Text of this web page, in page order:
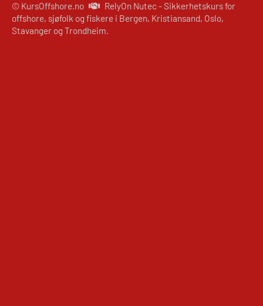
© KursOffshore.no
RelyOn Nutec - Sikkerhetskurs for
offshore, sjøfolk og fiskere i Bergen, Kristiansand, Oslo,
Stavanger og Trondheim.